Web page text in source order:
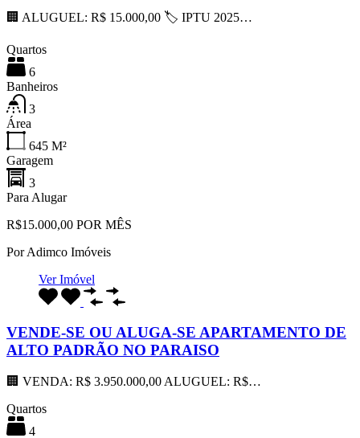
🏢 ALUGUEL: R$ 15.000,00 🏷 IPTU 2025…
Quartos
6
Banheiros
3
Área
645 M²
Garagem
3
Para Alugar
R$15.000,00 POR MÊS
PorAdimco Imóveis
Ver Imóvel
VENDE-SE OU ALUGA-SE APARTAMENTO DE
ALTO PADRÃO NO PARAISO
🏢 VENDA: R$ 3.950.000,00 ALUGUEL: R$…
Quartos
4